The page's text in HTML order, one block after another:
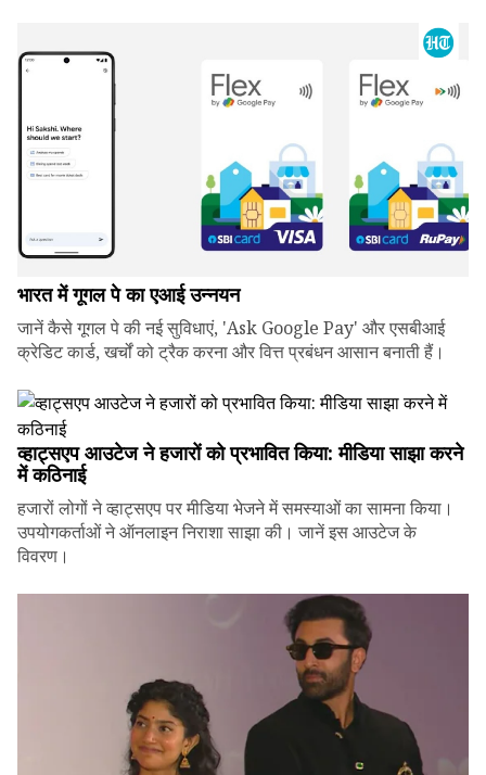
भारत में गूगल पे का एआई उन्नयन
जानें कैसे गूगल पे की नई सुविधाएं, 'Ask Google Pay' और एसबीआई
क्रेडिट कार्ड, खर्चों को ट्रैक करना और वित्त प्रबंधन आसान बनाती हैं।
व्हाट्सएप आउटेज ने हजारों को प्रभावित किया: मीडिया साझा करने
में कठिनाई
हजारों लोगों ने व्हाट्सएप पर मीडिया भेजने में समस्याओं का सामना किया।
उपयोगकर्ताओं ने ऑनलाइन निराशा साझा की। जानें इस आउटेज के
विवरण।